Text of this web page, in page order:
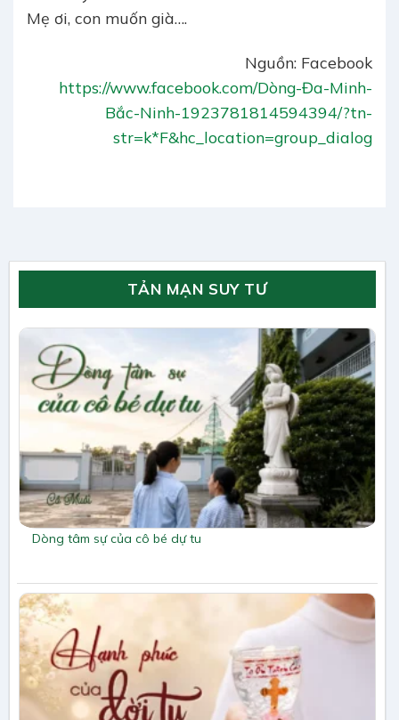
Mẹ ơi, con muốn già….
Nguồn: Facebook
https://www.facebook.com/Dòng-Đa-Minh-
Bắc-Ninh-1923781814594394/?tn-
str=k*F&hc_location=group_dialog
TẢN MẠN SUY TƯ
Dòng tâm sự của cô bé dự tu